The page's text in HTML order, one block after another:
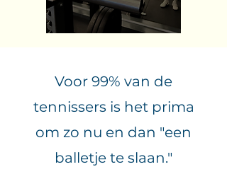
Voor 99% van de
tennissers is het prima
om zo nu en dan "een
balletje te slaan."